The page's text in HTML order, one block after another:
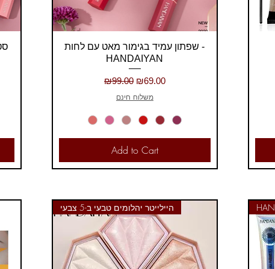
Quick View
שפתון עמיד בגימור מאט עם לחות -
HANDAIYAN
Regular Price
₪99.00 Sale Price
₪69.00
משלוח חינם
Add to Cart
היילייטר יהלומים טבעי ב-5 צבעי